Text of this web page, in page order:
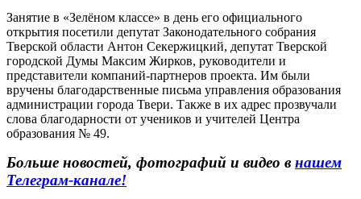
Занятие в «Зелёном классе» в день его официального
открытия посетили депутат Законодательного собрания
Тверской области Антон Секержицкий, депутат Тверской
городской Думы Максим Жирков, руководители и
представители компаний-партнеров проекта. Им были
вручены благодарственные письма управления образования
администрации города Твери. Также в их адрес прозвучали
слова благодарности от учеников и учителей Центра
образования № 49.
Больше новостей, фотографий и видео в нашем
Телеграм-канале!